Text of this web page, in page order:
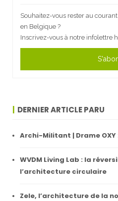
Souhaitez-vous rester au
en Belgique ?
Inscrivez-vous à notre infolettre
DERNIER ARTICLE PARU
Archi-Militant | Drame
WVDM Living Lab : la
l’architecture circulaire
Zele, l’architecture de la